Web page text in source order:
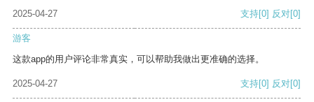
2025-04-27
支持[0] 反对[0]
游客
这款app的用户评论非常真实，可以帮助我做出更准确的选择。
2025-04-27 支持[0] 反对[0]